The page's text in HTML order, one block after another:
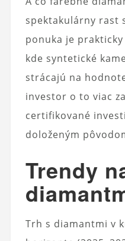
spektakulárny rast
ponuka je prakticky
kde syntetické
strácajú na
investor o to viac
certifikované
doloženým
Trendy
Trh s diamantmi v